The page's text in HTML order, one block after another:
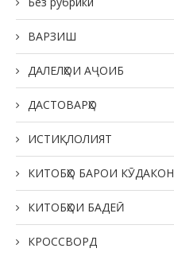
ВАРЗИШ
ДАЛЕЛҲОИ АҶОИБ
ДАСТОВАРҲО
ИСТИҚЛОЛИЯТ
КИТОБҲО БАРОИ КӮДАКОН
КИТОБҲОИ БАДЕӢ
КРОССВОРД